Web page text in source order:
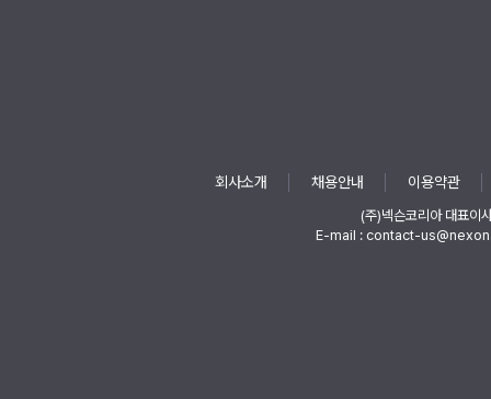
회사소개 채용안내 이용약관
(주)넥슨코리아 대표이
E-mail : contact-